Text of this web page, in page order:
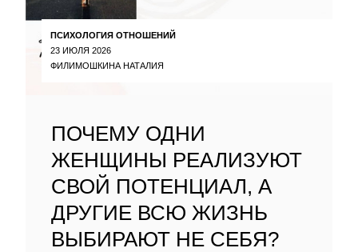
ПСИХОЛОГИЯ ОТНОШЕНИЙ
23 ИЮЛЯ 2026
ФИЛИМОШКИНА НАТАЛИЯ
ПОЧЕМУ ОДНИ
ЖЕНЩИНЫ РЕАЛИЗУЮТ
СВОЙ ПОТЕНЦИАЛ, А
ДРУГИЕ ВСЮ ЖИЗНЬ
ВЫБИРАЮТ НЕ СЕБЯ?